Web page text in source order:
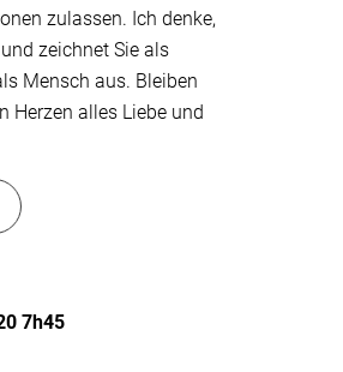
zulassen. Ich denke,
zeichnet Sie als
Mensch aus. Bleiben
Herzen alles Liebe und
7h45